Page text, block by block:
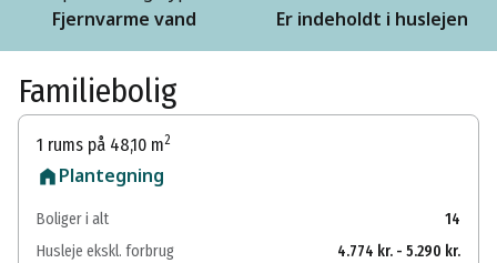
Fjernvarme vand
Er indeholdt i huslejen
Familiebolig
1 rums på 48,10 m2
Plantegning
Boliger i alt
14
Husleje ekskl. forbrug
4.774 kr. - 5.290 kr.